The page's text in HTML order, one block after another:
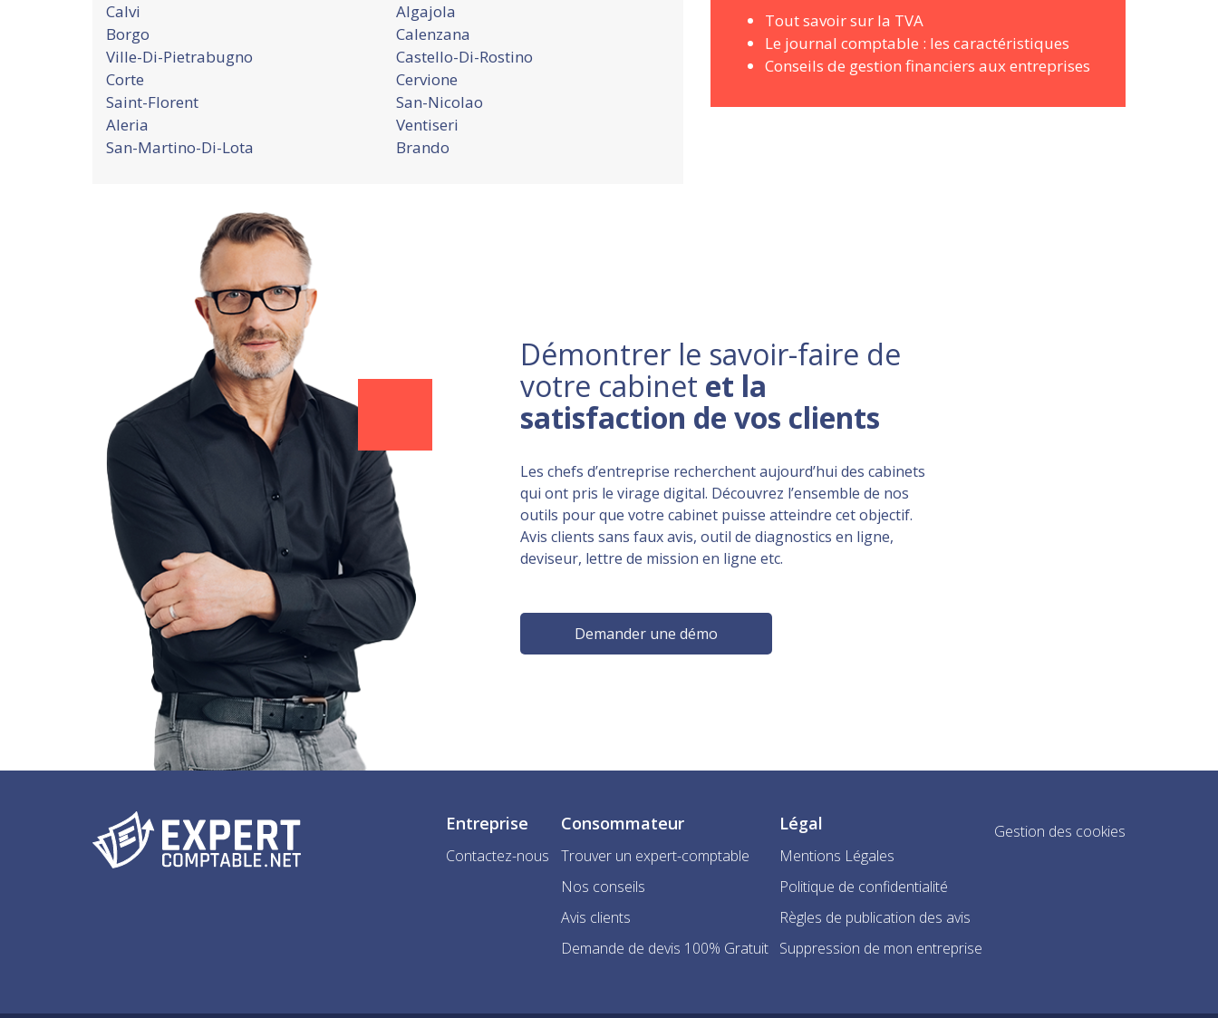
Calvi
Borgo
Ville-Di-Pietrabugno
Corte
Saint-Florent
Aleria
San-Martino-Di-Lota
Algajola
Calenzana
Castello-Di-Rostino
Cervione
San-Nicolao
Ventiseri
Brando
Tout savoir sur la TVA
Le journal comptable : les caractéristiques
Conseils de gestion financiers aux entreprises
Démontrer le savoir-faire de
votre cabinet et la
satisfaction de vos clients
Les chefs d’entreprise recherchent aujourd’hui des cabinets
qui ont pris le virage digital. Découvrez l’ensemble de nos
outils pour que votre cabinet puisse atteindre cet objectif.
Avis clients sans faux avis, outil de diagnostics en ligne,
deviseur, lettre de mission en ligne etc.
Demander une démo
Entreprise
Contactez-nous
Consommateur
Trouver un expert-comptable
Nos conseils
Avis clients
Demande de devis 100% Gratuit
Légal
Mentions Légales
Politique de confidentialité
Règles de publication des avis
Suppression de mon entreprise
Gestion des cookies